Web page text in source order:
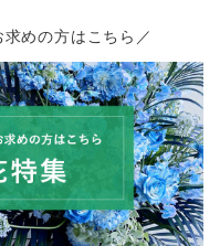
めの方はこちら／